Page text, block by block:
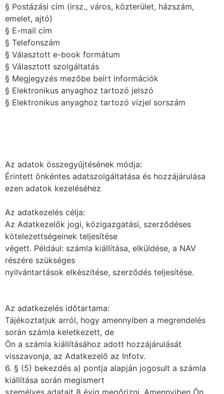
§ Postázási cím (irsz., város, közterület, házszám,
emelet, ajtó)
§ E-mail cím
§ Telefonszám
§ Választott e-book formátum
§ Választott szolgáltatás
§ Megjegyzés mezőbe beírt információk
§ Elektronikus anyaghoz tartozó jelszó
§ Elektronikus anyaghoz tartozó vízjel sorszám
Az adatok összegyűjtésének módja:
Érintett önkéntes adatszolgáltatása és hozzájárulása
ezen adatok kezeléséhez
Az adatkezelés célja:
Az Adatkezelők jogi, közigazgatási, szerződéses
kötelezettségeinek teljesítése
végett. Például: számla kiállítása, elküldése, a NAV
részére szükséges
nyilvántartások elkészítése, szerződés teljesítése.
Az adatkezelés időtartama:
Tájékoztatjuk arról, hogy amennyiben a megrendelés
során számla keletkezett, de
Ön a számla kiállításához adott hozzájárulását
visszavonja, az Adatkezelő az Infotv.
6. § (5) bekezdés a) pontja alapján jogosult a számla
kiállítása során megismert